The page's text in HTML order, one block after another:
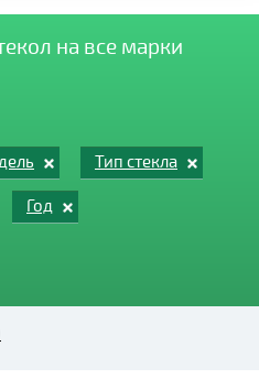
на все марки
Тип стекла
Год